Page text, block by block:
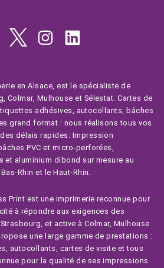
en Alsace, est le spécialiste de
Colmar, Mulhouse et Sélestat. Cartes de
adhésives, autocollants, bâches
grand format : nous réalisons tous vos
délais rapides. Impression
PVC et micro-perforées,
et aluminium dibond sur mesure au
Rhin et le Haut-Rhin.
Print est une imprimerie reconnue pour
à répondre aux exigences des
et active à Colmar, Mulhouse
une large gamme de prestations :
autocollants, cartes de visite et tous
pour la qualité de ses impressions